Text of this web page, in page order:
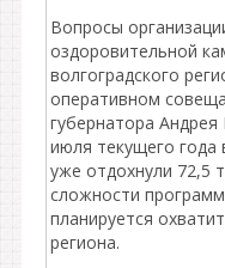
Вопросы
оздоровительной
волгоградского
оперативном
губернатора
июля текущего года
уже отдохнули 72,5
сложности
планируется
региона.